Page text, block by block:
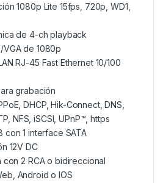
1080p Lite 15fps, 720p, WD1,
de 4-ch playback
VGA de 1080p
RJ-45 Fast Ethernet 10/100
grabación
DHCP, Hik-Connect, DNS,
NFS, iSCSI, UPnP™, https
con 1 interface SATA
12V DC
con 2 RCA o bidireccional
Android o IOS